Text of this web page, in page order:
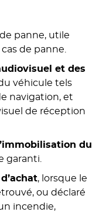
panne, utile
de panne.
et des
véhicule tels
navigation, et
de réception
du
garanti.
, lorsque le
ou déclaré
incendie,